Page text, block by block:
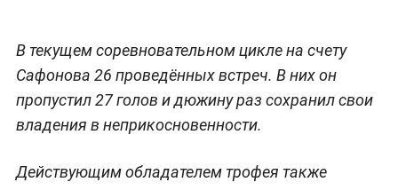
В текущем соревновательном цикле на счету
Сафонова 26 проведённых встреч. В них он
пропустил 27 голов и дюжину раз сохранил свои
владения в неприкосновенности.
Действующим обладателем трофея также